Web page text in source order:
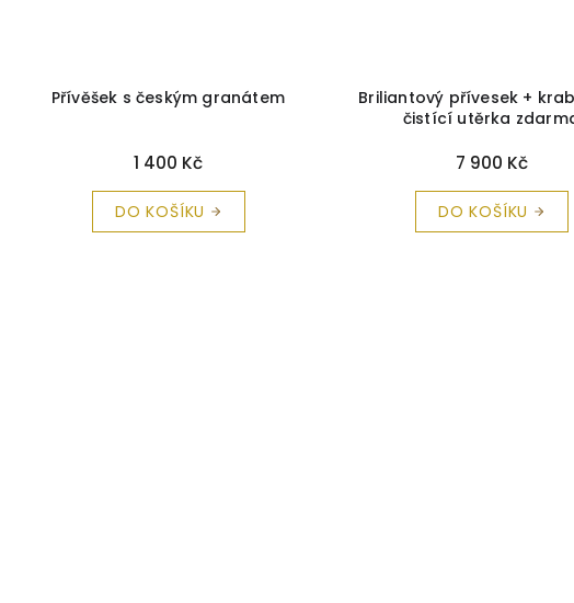
Přívěšek s českým granátem
1 400 Kč
DO KOŠÍKU
Briliantový přívesek +
čistící utěrka
7 900 Kč
DO KOŠÍKU